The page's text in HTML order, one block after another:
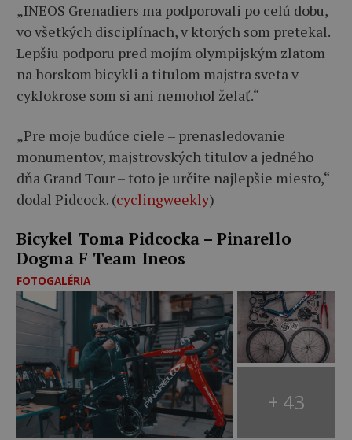
„INEOS Grenadiers ma podporovali po celú dobu,
vo všetkých disciplínach, v ktorých som pretekal.
Lepšiu podporu pred mojím olympijským zlatom
na horskom bicykli a titulom majstra sveta v
cyklokrose som si ani nemohol želať.“
„Pre moje budúce ciele – prenasledovanie
monumentov, majstrovských titulov a jedného
dňa Grand Tour – toto je určite najlepšie miesto,“
dodal Pidcock. (cyclingweekly)
Bicykel Toma Pidcocka – Pinarello
Dogma F Team Ineos
FOTOGALÉRIA
+ 43